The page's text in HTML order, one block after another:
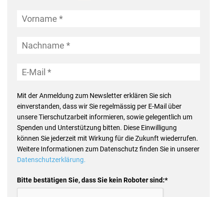
Mit der Anmeldung zum Newsletter erklären Sie sich
einverstanden, dass wir Sie regelmässig per E-Mail über
unsere Tierschutzarbeit informieren, sowie gelegentlich um
Spenden und Unterstützung bitten. Diese Einwilligung
können Sie jederzeit mit Wirkung für die Zukunft wiederrufen.
Weitere Informationen zum Datenschutz finden Sie in unserer
Datenschutzerklärung.
Bitte bestätigen Sie, dass Sie kein Roboter sind:*